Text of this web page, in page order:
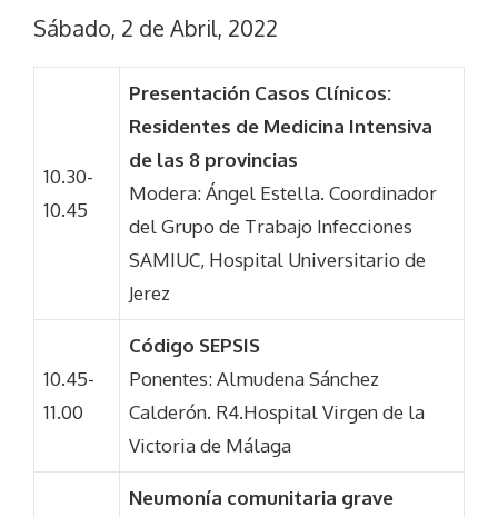
Sábado, 2 de Abril, 2022
10.30-
10.45
Presentación Casos Clínicos:
Residentes de Medicina Intensiva
de las 8 provincias
Modera: Ángel Estella. Coordinador
del Grupo de Trabajo Infecciones
SAMIUC, Hospital Universitario de
Jerez
10.45-
11.00
Código SEPSIS
Ponentes: Almudena Sánchez
Calderón. R4.Hospital Virgen de la
Victoria de Málaga
Neumonía comunitaria grave